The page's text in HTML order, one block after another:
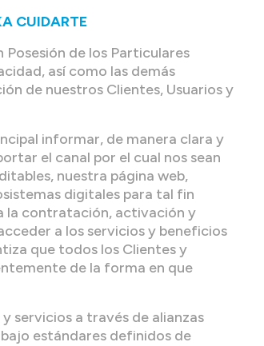
CUIDARTE
de los Particulares
así como las demás
de nuestros Clientes, Usuarios y
informar, de manera clara y
el canal por el cual nos sean
nuestra página web,
digitales para tal fin
la contratación, activación y
a los servicios y beneficios
que todos los Clientes y
de la forma en que
servicios a través de alianzas
estándares definidos de